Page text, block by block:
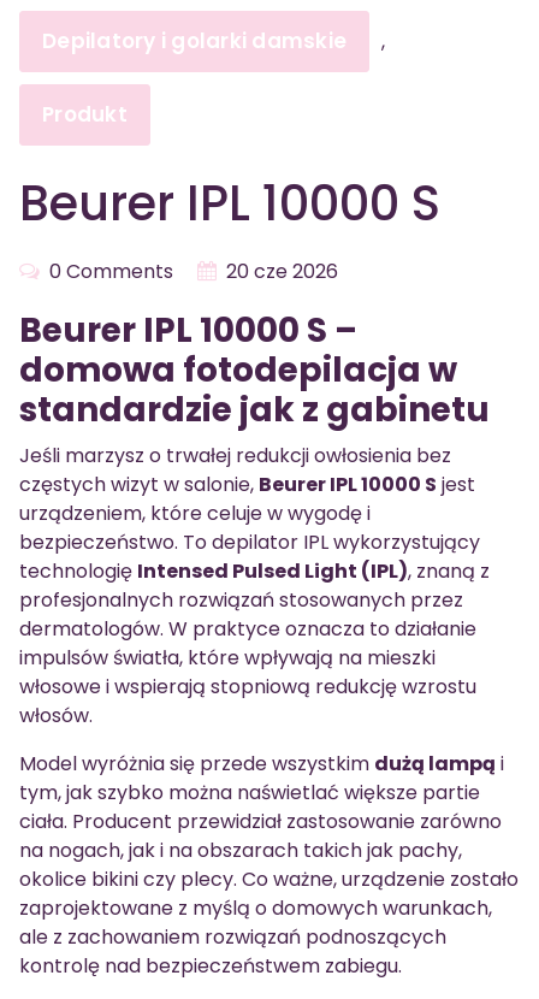
Depilatory i golarki damskie ,
Produkt
Beurer IPL 10000 S
0 Comments 20 cze 2026
Beurer IPL 10000 S –
domowa fotodepilacja w
standardzie jak z gabinetu
Jeśli marzysz o trwałej redukcji owłosienia bez
częstych wizyt w salonie, Beurer IPL 10000 S jest
urządzeniem, które celuje w wygodę i
bezpieczeństwo. To depilator IPL wykorzystujący
technologię Intensed Pulsed Light (IPL), znaną z
profesjonalnych rozwiązań stosowanych przez
dermatologów. W praktyce oznacza to działanie
impulsów światła, które wpływają na mieszki
włosowe i wspierają stopniową redukcję wzrostu
włosów.
Model wyróżnia się przede wszystkim dużą lampą i
tym, jak szybko można naświetlać większe partie
ciała. Producent przewidział zastosowanie zarówno
na nogach, jak i na obszarach takich jak pachy,
okolice bikini czy plecy. Co ważne, urządzenie zostało
zaprojektowane z myślą o domowych warunkach,
ale z zachowaniem rozwiązań podnoszących
kontrolę nad bezpieczeństwem zabiegu.